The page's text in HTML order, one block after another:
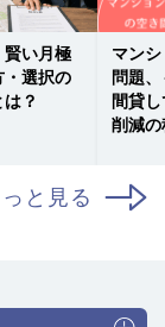
賢い月極
・選択の
？
マン
問題
間貸
削減の
っと見る